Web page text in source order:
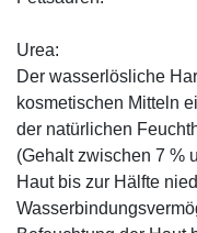
Urea:
Der wasserlösliche
kosmetischen Mitteln
der natürlichen
(Gehalt zwischen 7 %
Haut bis zur Hälfte